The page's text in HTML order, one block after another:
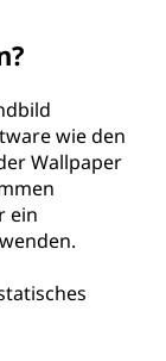
wie den
Wallpaper
ein